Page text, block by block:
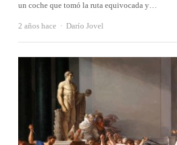
un coche que tomó la ruta equivocada y…
2 años hace Autor
Darío Jovel